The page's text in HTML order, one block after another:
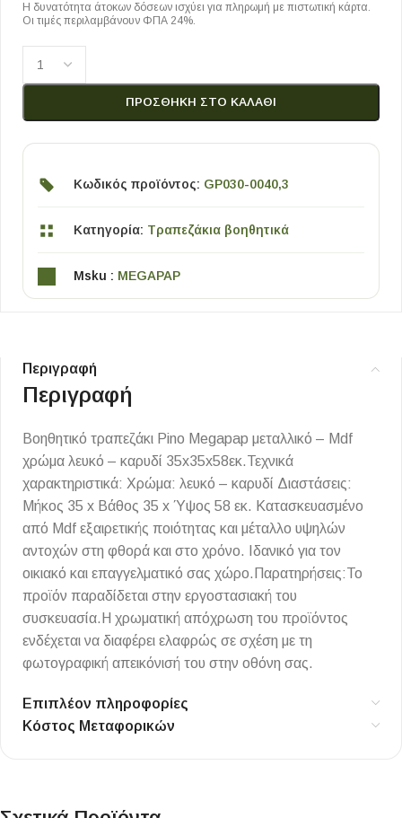
Η δυνατότητα άτοκων δόσεων ισχύει για πληρωμή με πιστωτική κάρτα.
Οι τιμές περιλαμβάνουν ΦΠΑ 24%.
ΠΡΟΣΘΉΚΗ ΣΤΟ ΚΑΛΆΘΙ
Κωδικός προϊόντος: GP030-0040,3
Κατηγορία: Τραπεζάκια βοηθητικά
Msku : MEGAPAP
Περιγραφή
Περιγραφή
Βοηθητικό τραπεζάκι Pino Megapap μεταλλικό – Mdf
χρώμα λευκό – καρυδί 35x35x58εκ.Τεχνικά
χαρακτηριστικά: Χρώμα: λευκό – καρυδί Διαστάσεις:
Μήκος 35 x Βάθος 35 x Ύψος 58 εκ. Κατασκευασμένο
από Mdf εξαιρετικής ποιότητας και μέταλλο υψηλών
αντοχών στη φθορά και στο χρόνο. Ιδανικό για τον
οικιακό και επαγγελματικό σας χώρο.Παρατηρήσεις:Το
προϊόν παραδίδεται στην εργοστασιακή του
συσκευασία.Η χρωματική απόχρωση του προϊόντος
ενδέχεται να διαφέρει ελαφρώς σε σχέση με τη
φωτογραφική απεικόνισή του στην οθόνη σας.
Επιπλέον πληροφορίες
Κόστος Μεταφορικών